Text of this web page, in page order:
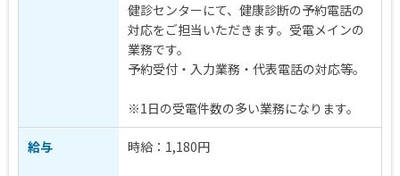
健診センターにて、健康診断の予約電話の
対応をご担当いただきます。受電メインの
業務です。
予約受付・入力業務・代表電話の対応等。
※1日の受電件数の多い業務になります。
給与 時給：1,180円